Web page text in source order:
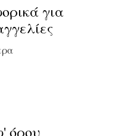
για
όρου